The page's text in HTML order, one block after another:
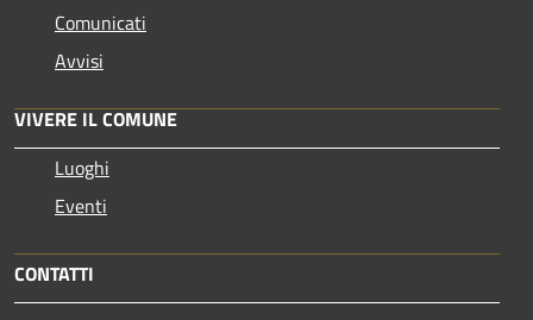
Comunicati
Avvisi
VIVERE IL COMUNE
Luoghi
Eventi
CONTATTI